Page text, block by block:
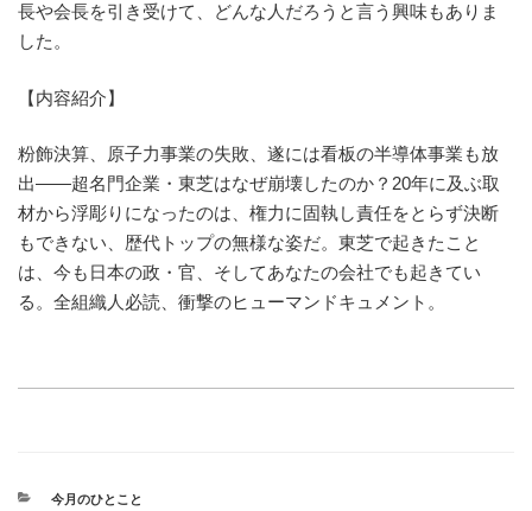
長や会長を引き受けて、どんな人だろうと言う興味もありま
した。
【内容紹介】
粉飾決算、原子力事業の失敗、遂には看板の半導体事業も放
出――超名門企業・東芝はなぜ崩壊したのか？20年に及ぶ取
材から浮彫りになったのは、権力に固執し責任をとらず決断
もできない、歴代トップの無様な姿だ。東芝で起きたこと
は、今も日本の政・官、そしてあなたの会社でも起きてい
る。全組織人必読、衝撃のヒューマンドキュメント。
カ
今月のひとこと